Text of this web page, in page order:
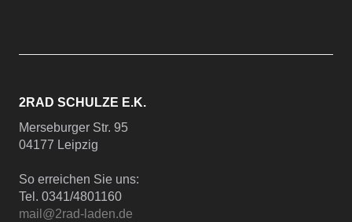
2RAD SCHULZE E.K.
Merseburger Str. 95
04177 Leipzig
So erreichen Sie uns:
Tel. 0341/4801160
mail@2rad-laden.de